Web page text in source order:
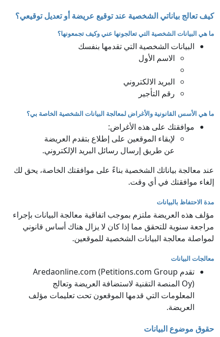
كيف تعالج بياناتي الشخصية عند توقيع عريضة أو تعديل توقيعي؟
ما هي البيانات الشخصية التي تعالجونها عني وكيف تجمعونها؟
البيانات الشخصية التي تقدمها بنفسك
الاسم الأول
البريد الالكتروني
رقم التأجير
ما هي الأسس القانونية والأغراض لمعالجة البيانات الشخصية الخاصة بي؟
موافقتك على هذه الأغراض:
لإبقاء الموقعين على إطلاع بتقدم العريضة
عن طريق إرسال رسائل البريد الإلكتروني.
عند معالجة بياناتك الشخصية بناءً على موافقتك الخاصة، يحق لك
إلغاء موافقتك في أي وقت.
مدة الاحتفاظ بالبيانات
مؤلف هذه العريضة ملتزم بموجب اتفاقية معالجة البيانات بإجراء
مراجعة سنوية للتحقق مما إذا كان لا يزال هناك أساس قانوني
لمواصلة معالجة البيانات الشخصية للموقعين.
معالجات البيانات
تقدم Aredaonline.com (Petitions.com Group
Oy) المنصة التقنية لاستضافة العريضة وتعالج
المعلومات التي قدمها الموقعون تحت تعليمات مؤلف
العريضة.
حقوق موضوع البيانات